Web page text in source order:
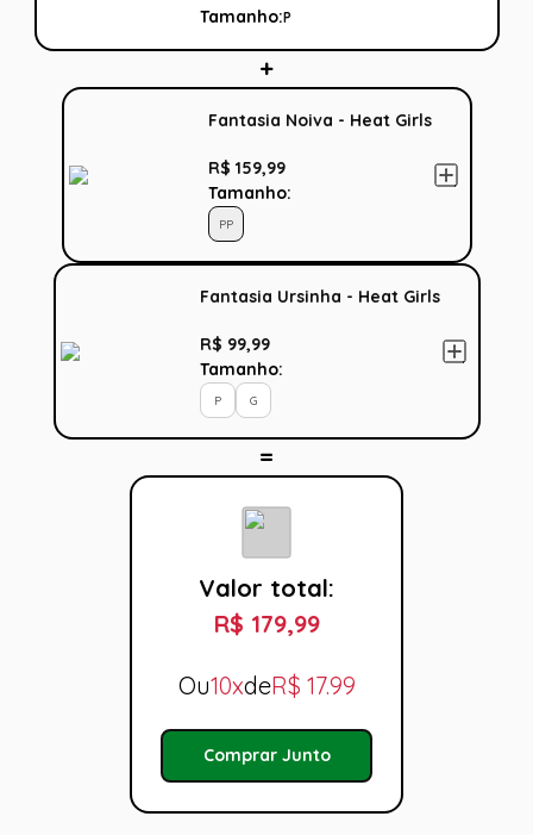
Tamanho:P
Fantasia Noiva - Heat Girls
R$ 159,99
Tamanho:
PP
Fantasia Ursinha - Heat Girls
R$ 99,99
Tamanho:
P G
Valor total:
R$ 179,99
Ou10xdeR$ 17.99
Comprar Junto